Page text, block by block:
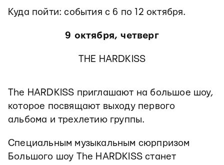
Куда пойти: события с 6 по 12 октября.
9 октября, четверг
THE HARDKISS
The HARDKISS приглашают на большое шоу,
которое посвящают выходу первого
альбома и трехлетию группы.
Специальным музыкальным сюрпризом
Большого шоу The HARDKISS станет